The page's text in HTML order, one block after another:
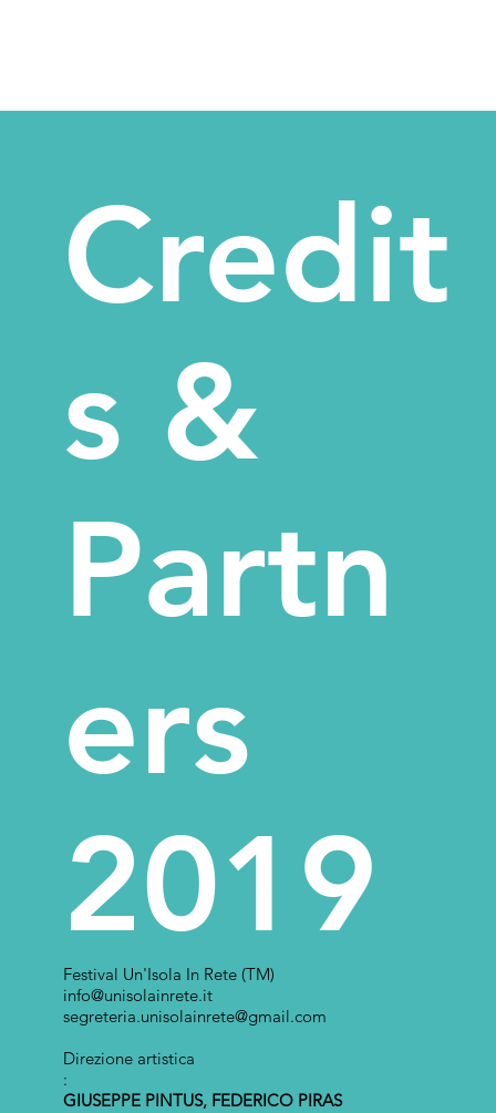
Credit
s &
Partn
ers
2019
Festival Un'Isola In Rete (TM)
info@unisolainrete.it
segreteria.unisolainrete@gmail.com
Direzione artistica
:
GIUSEPPE PINTUS, FEDERICO PIRAS